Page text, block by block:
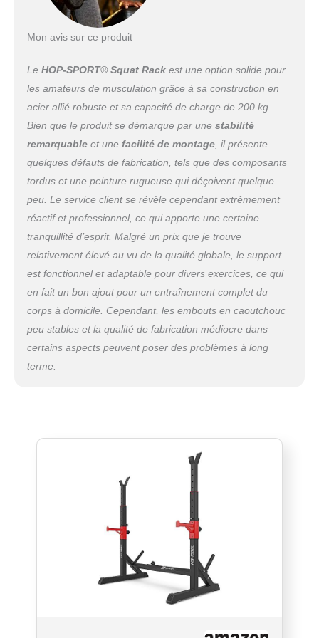
Mon avis sur ce produit
Le HOP-SPORT® Squat Rackest une option solide pour
les amateurs de musculation grâce à sa construction en
acier allié robuste et sa capacité de charge de 200 kg.
Bien que le produit se démarque par une stabilité
remarquableet une facilité de montage, il présente
quelques défauts de fabrication, tels que des composants
tordus et une peinture rugueuse qui déçoivent quelque
peu. Le service client se révèle cependant extrêmement
réactif et professionnel, ce qui apporte une certaine
tranquillité d’esprit. Malgré un prix que je trouve
relativement élevé au vu de la qualité globale, le support
est fonctionnel et adaptable pour divers exercices, ce qui
en fait un bon ajout pour un entraînement complet du
corps à domicile. Cependant, les embouts en caoutchouc
peu stables et la qualité de fabrication médiocre dans
certains aspects peuvent poser des problèmes à long
terme.